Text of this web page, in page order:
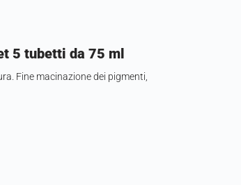
5 tubetti da 75 ml
Fine macinazione dei pigmenti,